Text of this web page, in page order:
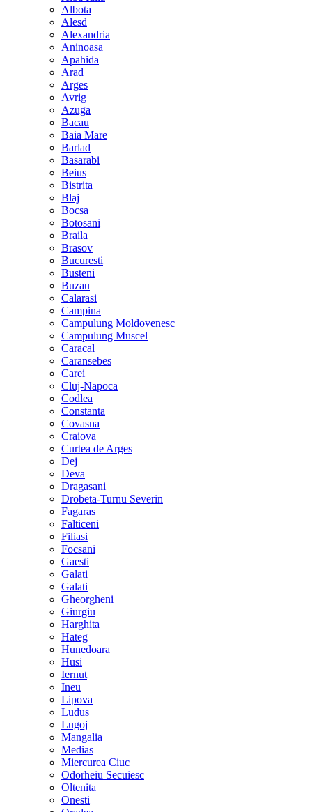
Albota
Alesd
Alexandria
Aninoasa
Apahida
Arad
Arges
Avrig
Azuga
Bacau
Baia Mare
Barlad
Basarabi
Beius
Bistrita
Blaj
Bocsa
Botosani
Braila
Brasov
Bucuresti
Busteni
Buzau
Calarasi
Campina
Campulung Moldovenesc
Campulung Muscel
Caracal
Caransebes
Carei
Cluj-Napoca
Codlea
Constanta
Covasna
Craiova
Curtea de Arges
Dej
Deva
Dragasani
Drobeta-Turnu Severin
Fagaras
Falticeni
Filiasi
Focsani
Gaesti
Galati
Galati
Gheorgheni
Giurgiu
Harghita
Hateg
Hunedoara
Husi
Iernut
Ineu
Lipova
Ludus
Lugoj
Mangalia
Medias
Miercurea Ciuc
Odorheiu Secuiesc
Oltenita
Onesti